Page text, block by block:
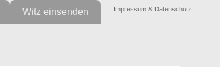
Impressum & Datenschutz
Witz einsenden